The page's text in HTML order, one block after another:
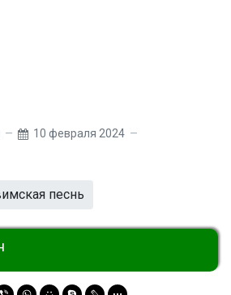
10 февраля 2024
песнь